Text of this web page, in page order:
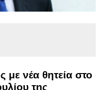
νέα θητεία στο
της